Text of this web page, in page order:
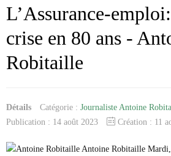
L’Assurance-
crise en 80 ans -
Robitaille
Détails Catégorie : Journaliste Antoine
Publication : 14 août 2023
Création : 11
Antoine Robitaille